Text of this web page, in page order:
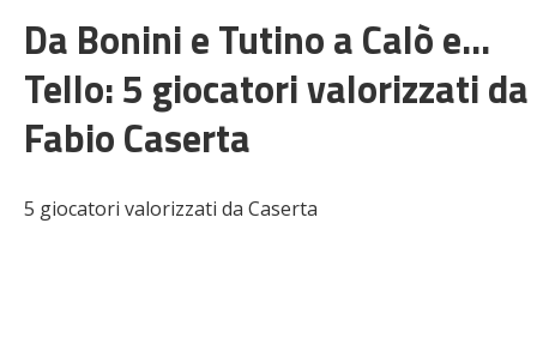
Serie B
Video
Da Bonini e Tutino a Calò e…
Tello: 5 giocatori valorizzati da
Fabio Caserta
5 giocatori valorizzati da Caserta